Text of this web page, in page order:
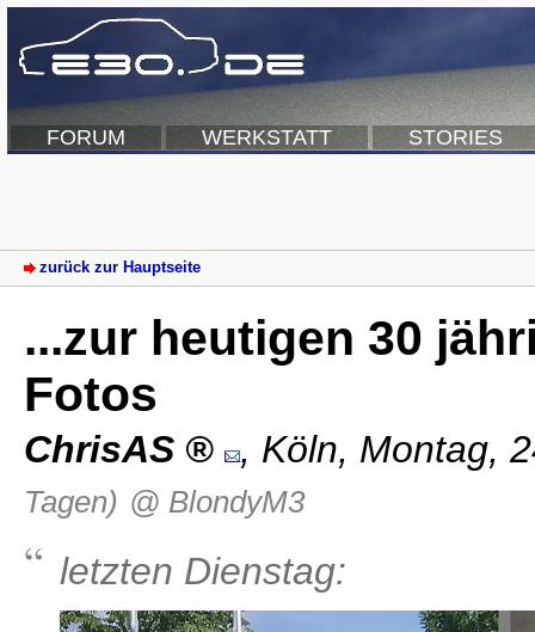
FORUM WERKSTATT STORIES
zurück zur Hauptseite
...zur heutigen 30
Fotos
ChrisAS , Köln, Montag,
Tagen) @ BlondyM3
letzten Dienstag: